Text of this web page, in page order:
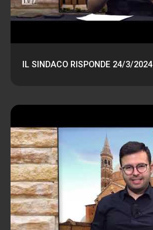
IL SINDACO RISPONDE 24/3/2024